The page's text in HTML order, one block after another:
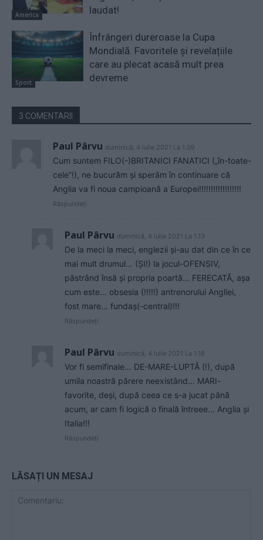
America
laudat!
Sport
Înfrângeri dureroase la Cupa
Mondială. Favoritele și revelațiile
care au plecat acasă mult prea
devreme
3 COMENTARII
Paul Pârvu duminică, 4 iulie 2021 La 1.09
Cum suntem FILO(-)BRITANICI FANATICI („în-toate-
cele”!), ne bucurăm și sperăm în continuare că
Anglia va fi noua campioană a Europei!!!!!!!!!!!!!!!!!!
Răspundeți
Paul Pârvu duminică, 4 iulie 2021 La 1.13
De la meci la meci, englezii și-au dat din ce în ce
mai mult drumul… (ȘI!) la jocul-OFENSIV,
păstrând însă și propria poartă… FERECATĂ, așa
cum este… obsesia (!!!!!) antrenorului Angliei,
fost mare… fundaș(-central)!!!
Răspundeți
Paul Pârvu duminică, 4 iulie 2021 La 1.18
Vor fi semifinale… DE-MARE-LUPTĂ (!), după
umila noastră părere neexistând… MARI-
favorite, deși, după ceea ce s-a jucat până
acum, ar cam fi logică o finală întreee… Anglia și
Italia!!!
Răspundeți
LĂSAȚI UN MESAJ